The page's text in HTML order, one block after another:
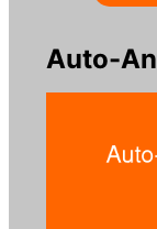
Auto-